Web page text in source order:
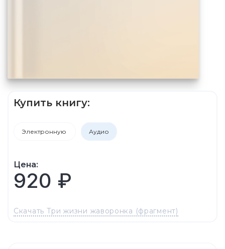
Купить книгу:
Электронную Аудио
Цена:
920 ₽
Скачать Три жизни жаворонка (фрагмент)